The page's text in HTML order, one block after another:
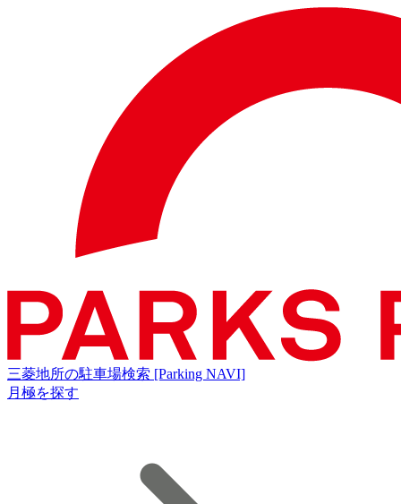
三菱地所の駐車場検索 [Parking NAVI]
月極を探す